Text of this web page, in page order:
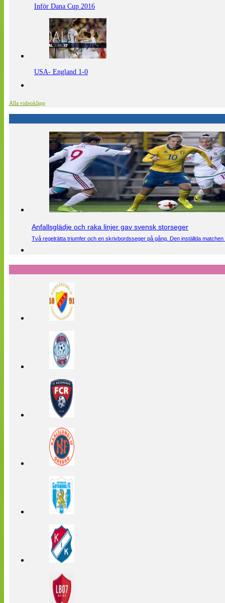
Inför Dana Cup 2016
USA- England 1-0
Alla videoklipp
Anfallsglädje och raka linjer gav svensk storseger
Två regelrätta triumfer och en skrivbordsseger på gång. Den inställda